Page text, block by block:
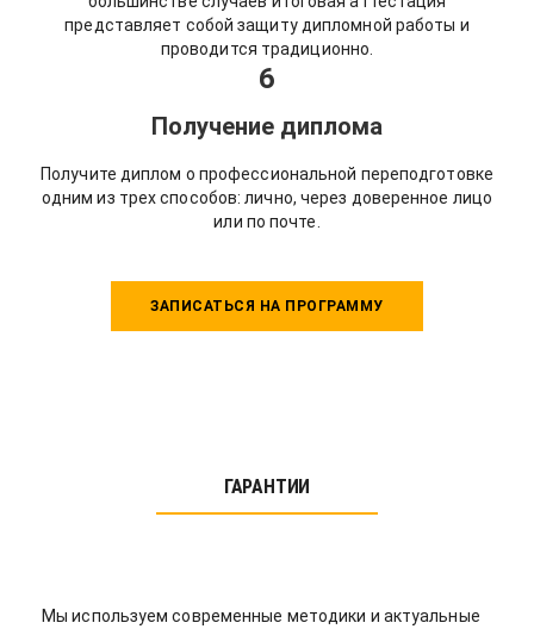
представляет собой защиту дипломной работы и
проводится традиционно.
6
Получение диплома
Получите диплом о профессиональной переподготовке
одним из трех способов: лично, через доверенное лицо
или по почте.
ЗАПИСАТЬСЯ НА ПРОГРАММУ
ГАРАНТИИ
Мы используем современные методики и актуальные